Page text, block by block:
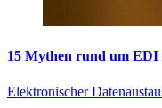
15 Mythen rund um EDI
Elektronischer